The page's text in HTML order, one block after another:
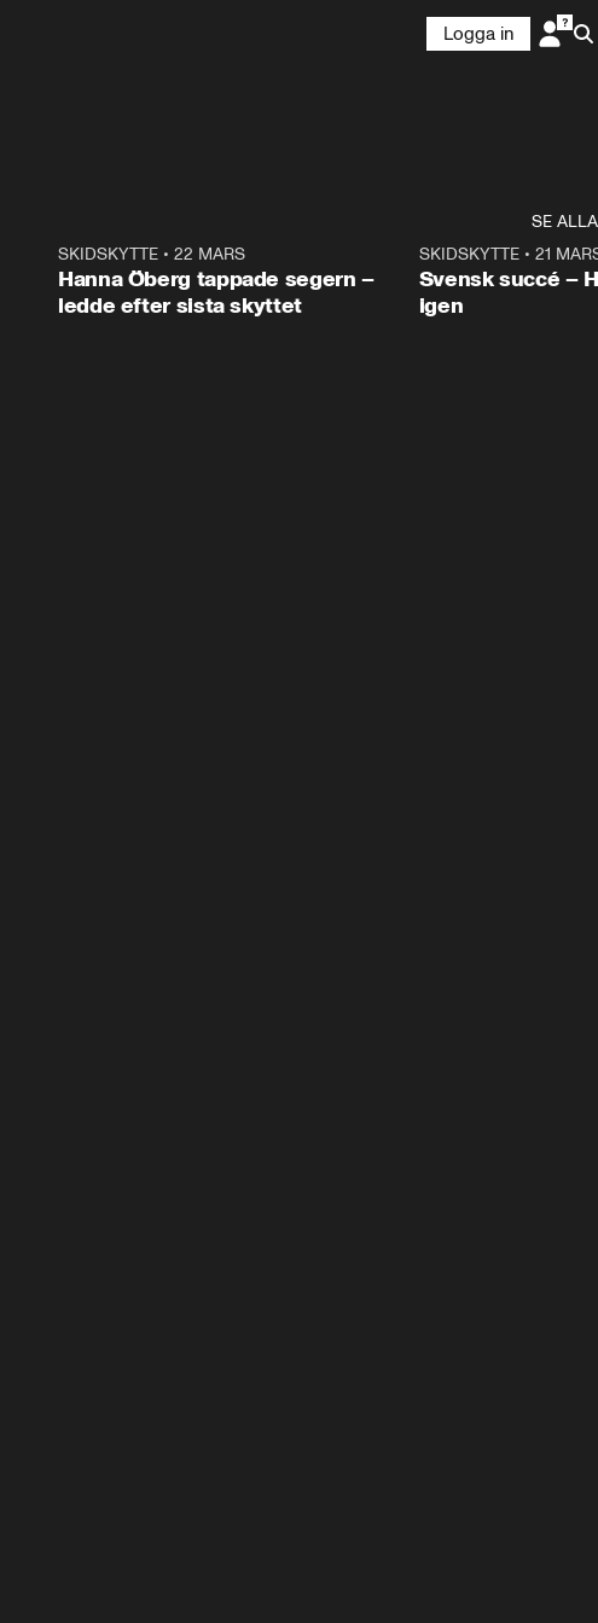
Logga in
SE ALLA
SKIDSKYTTE• 22 MARS
Hanna Öberg tappade segern –
ledde efter sista skyttet
SKIDSKYTTE• 21
Svensk succé –
igen